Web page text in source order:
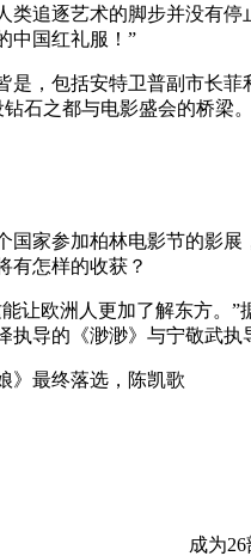
类追逐艺术的脚步并没有
中国红礼服！”
是，包括安特卫普副市长
石之都与电影盛会的桥梁。
国家参加柏林电影节的影
有怎样的收获？
让欧洲人更加了解东方。
导的《渺渺》与宁敬武执
》最终落选，陈凯歌
成为